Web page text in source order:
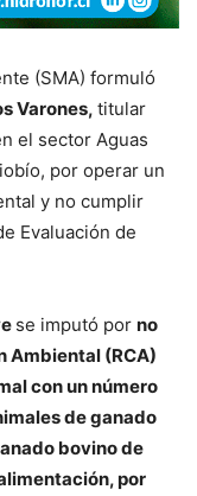
(SMA) formuló
Varones, titular
el sector Aguas
por operar un
y no cumplir
Evaluación de
se imputó por no
Ambiental (RCA)
con un número
de ganado
bovino de
por